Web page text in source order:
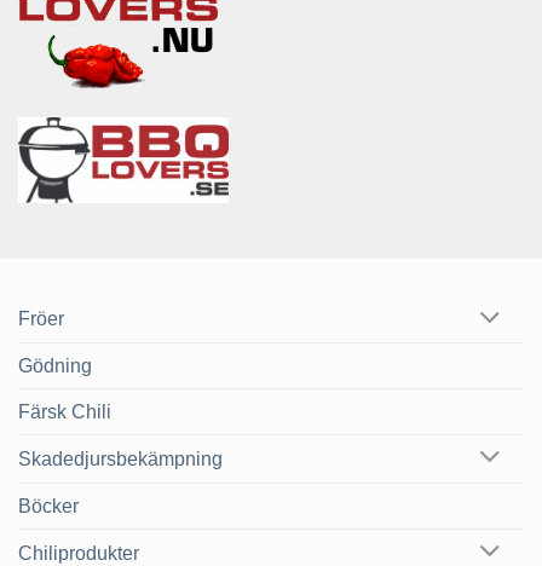
Fröer
Gödning
Färsk Chili
Skadedjursbekämpning
Böcker
Chiliprodukter